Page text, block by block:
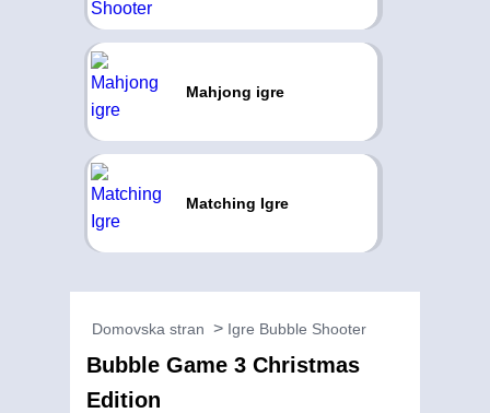
Mahjong igre
Matching Igre
Domovska stran Igre Bubble Shooter
Bubble Game 3 Christmas
Edition